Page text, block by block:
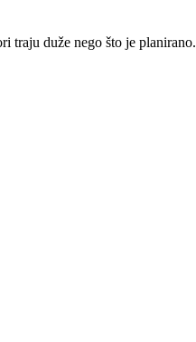
traju duže nego što je planirano.